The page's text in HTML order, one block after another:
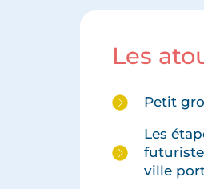
Les
Petit
Les
ville